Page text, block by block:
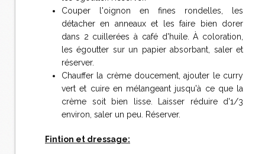
Couper l'oignon en fines rondelles, les
détacher en anneaux et les faire bien dorer
dans 2 cuillerées à café d'huile. À coloration,
les égoutter sur un papier absorbant, saler et
réserver.
Chauffer la crème doucement, ajouter le curry
vert et cuire en mélangeant jusqu'à ce que la
crème soit bien lisse. Laisser réduire d'1/3
environ, saler un peu. Réserver.
Fintion et dressage: